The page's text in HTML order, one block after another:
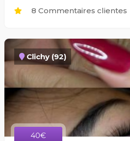
8 Commentaires clientes
Clichy (92)
40€